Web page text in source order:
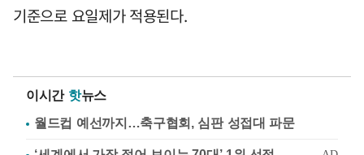
기준으로 요일제가 적용된다.
이시간 핫뉴스
월드컵 예선까지…축구협회, 심판 성접대 파문